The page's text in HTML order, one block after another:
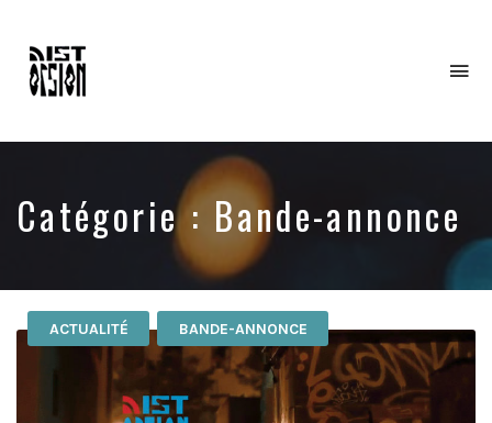
Catégorie : Bande-annonce
ACTUALITÉ BANDE-ANNONCE